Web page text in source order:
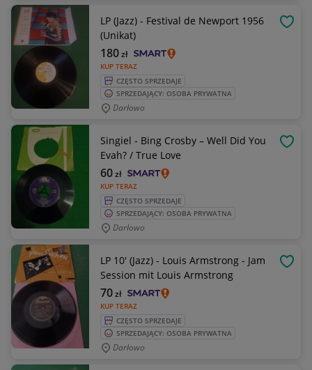
LP (Jazz) - Festival de Newport 1956
(Unikat)
KUP TERAZ
180zł
CZĘSTO SPRZEDAJE
SPRZEDAJĄCY: OSOBA PRYWATNA
Darłowo
Singiel - Bing Crosby – Well Did You
Evah? / True Love
KUP TERAZ
60zł
CZĘSTO SPRZEDAJE
SPRZEDAJĄCY: OSOBA PRYWATNA
Darłowo
LP 10' (Jazz) - Louis Armstrong - Jam
Session mit Louis Armstrong
KUP TERAZ
70zł
CZĘSTO SPRZEDAJE
SPRZEDAJĄCY: OSOBA PRYWATNA
Darłowo